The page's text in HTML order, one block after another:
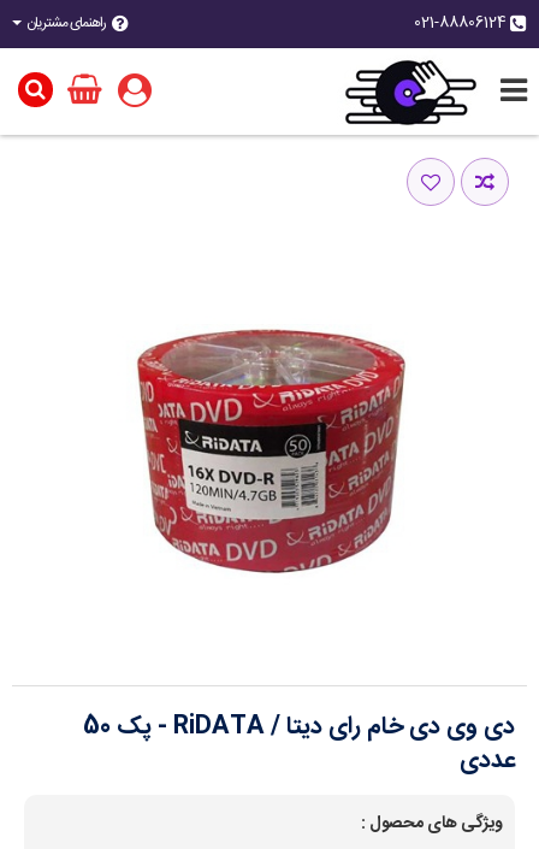
021-88806124 راهنمای مشتریان
دی وی دی خام رای دیتا / RiDATA - پک 50
عددی
ویژگی های محصول :